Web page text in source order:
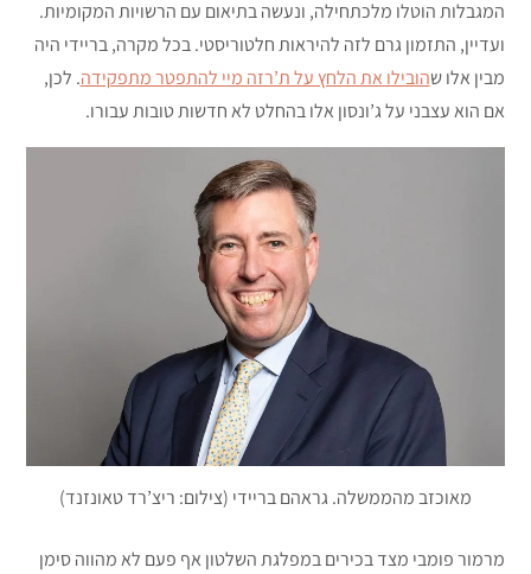
המגבלות הוטלו מלכתחילה, ונעשה בתיאום עם הרשויות המקומיות.
ועדיין, התזמון גרם לזה להיראות חלטוריסטי. בכל מקרה, בריידי היה
מבין אלו שהובילו את הלחץ על ת’רזה מיי להתפטר מתפקידה. לכן,
אם הוא עצבני על ג’ונסון אלו בהחלט לא חדשות טובות עבורו.
מאוכזב מהממשלה. גראהם בריידי (צילום: ריצ’רד טאונזנד)
מרמור פומבי מצד בכירים במפלגת השלטון אף פעם לא מהווה סימן